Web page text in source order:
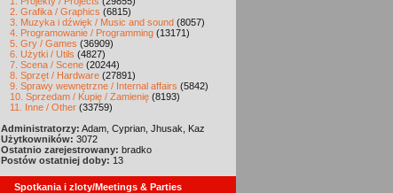
2. Grafika / Graphics (6815)
3. Muzyka i dźwięk / Music and sound (8057)
4. Programowanie / Programming (13171)
5. Gry / Games (36909)
6. Użytki / Utils (4827)
7. Scena / Scene (20244)
8. Sprzęt / Hardware (27891)
9. Sprawy wewnętrzne / Internal affairs (5842)
10. Sprzedam / Kupię / Zamienię (8193)
11. Inne / Other (33759)
Administratorzy: Adam, Cyprian, Jhusak, Kaz
Użytkowników: 3072
Ostatnio zarejestrowany: bradko
Postów ostatniej doby: 13
Spotkania i zloty/Meetings & Parties